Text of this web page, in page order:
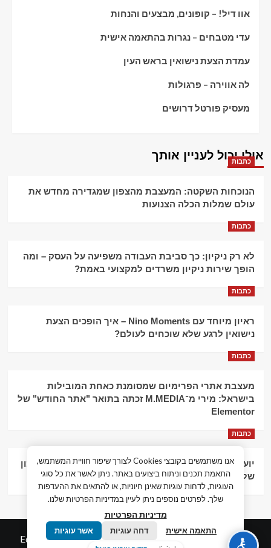
אוו דיל! – קופונים, מבצעים והנחות
עדי מטבחים – נגרות בהתאמה אישית
עמדת הצעת נישואין בראש העין
לה אווירה – פרגולות
מעסיק פורטל דרושים
אולי יכול לעניין אותך
כתבות
הנוכחות השקטה: המעצבת מהצפון שמגדירה מחדש את
עולם שמלות הכלה הצנועות
כתבות
לא רק ניקיון: כך סביבת העבודה משפיעה על העסק – ומה
הופך שירות ניקיון משרדים למקצועי באמת?
כתבות
ראיון מיוחד עם Nino Moments – איך הופכים הצעת
נישואין לרגע שלא שוכחים לעולם?
כתבות
מעצבת אתרי הפרימיום שמסומנת כאחת המובילות
בישראל: מירי מ־M.MEDIA זכתה בתואר "אתר החודש" של
Elementor
כתבות
יועץ עסקי וליווי פיננסי – הדרך לצמיחה כלכלית וניהול נכון
של העסק
© כל הזכויות שמורות חדשות המאה ה-21 |
Edigital.co.ilby
אנו משתמשים בקובצי Cookies לצורך שיפור חוויית המשתמש,
התאמת תכנים וניתוח ביצועים באתר. ניתן לאשר את כל סוגי
העוגיות, לדחות עוגיות שאינן חיוניות, או להתאים את ההעדפות
שלך. לפרטים נוספים ניתן לעיין במדיניות הפרטיות שלנו.
מדיניות הפרטיות
התאמה אישית דחה עוגיות אשר עוגיות